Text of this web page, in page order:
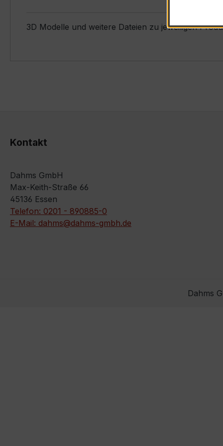
3D Modelle und weitere Dateien zu jeweiligen
Kontakt
Dahms GmbH
Max-Keith-Straße 66
45136 Essen
Telefon: 0201 - 890885-0
E-Mail: dahms@dahms-gmbh.de
Dahms